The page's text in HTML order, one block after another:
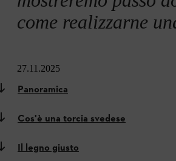
come realizzarne
27.11.2025
Panoramica
Cos'è una torcia svedese
Il legno giusto